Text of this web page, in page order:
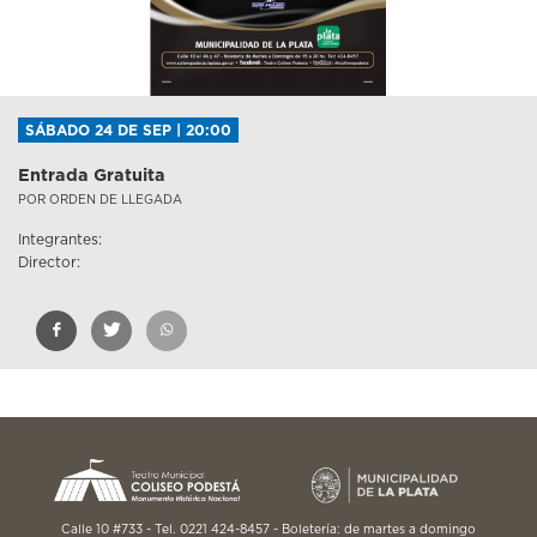
SÁBADO 24 DE SEP | 20:00
Entrada Gratuita
POR ORDEN DE LLEGADA
Integrantes:
Director:
Calle 10 #733 - Tel. 0221 424-8457 - Boletería: de martes a domingo